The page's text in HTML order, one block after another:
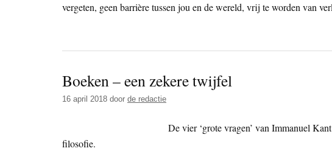
vergeten, geen barrière tussen jou en de wereld, vrij te worden van
Boeken – een zekere twijfel
16 april 2018 door de redactie
De vier ‘grote vragen’ van Immanuel
filosofie.